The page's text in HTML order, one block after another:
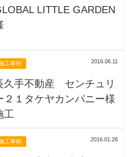
LITTLE GARDEN
工事例 2016.06.11
久手不動産 センチュリ
２１タケヤカンパニー様
工
工事例 2016.01.26